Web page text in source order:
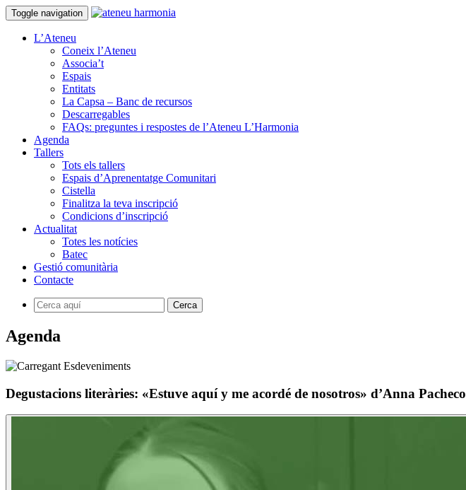
Toggle navigation
L’Ateneu
Coneix l’Ateneu
Associa’t
Espais
Entitats
La Capsa – Banc de recursos
Descarregables
FAQs: preguntes i respostes de l’Ateneu L’Harmonia
Agenda
Tallers
Tots els tallers
Espais d’Aprenentatge Comunitari
Cistella
Finalitza la teva inscripció
Condicions d’inscripció
Actualitat
Totes les notícies
Batec
Gestió comunitària
Contacte
Agenda
Degustacions literàries: «Estuve aquí y me acordé de nosotros» d’Anna Pacheco